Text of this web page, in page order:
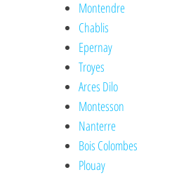
Montendre
Chablis
Epernay
Troyes
Arces Dilo
Montesson
Nanterre
Bois Colombes
Plouay